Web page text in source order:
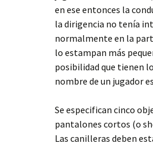
en ese entonces la
la dirigencia no tenía
normalmente en la
lo estampan más
posibilidad que tienen
nombre de un jugador
Se especifican cinco
pantalones cortos (o
Las canilleras deben